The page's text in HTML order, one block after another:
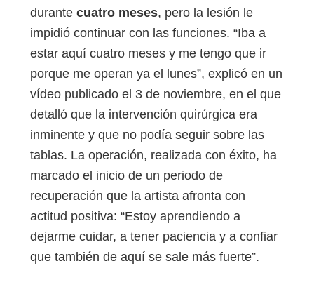
durante cuatro meses, pero la lesión le
impidió continuar con las funciones. “Iba a
estar aquí cuatro meses y me tengo que ir
porque me operan ya el lunes”, explicó en un
vídeo publicado el 3 de noviembre, en el que
detalló que la intervención quirúrgica era
inminente y que no podía seguir sobre las
tablas. La operación, realizada con éxito, ha
marcado el inicio de un periodo de
recuperación que la artista afronta con
actitud positiva: “Estoy aprendiendo a
dejarme cuidar, a tener paciencia y a confiar
que también de aquí se sale más fuerte”.